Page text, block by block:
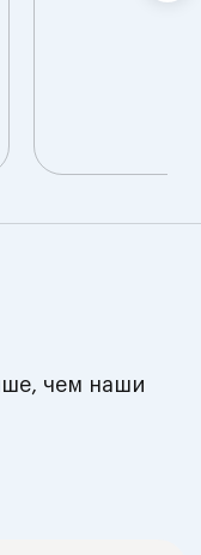
чем наши